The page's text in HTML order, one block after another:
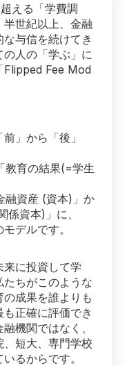
える「学費調
世紀以上、金融
与信を続けてき
人の「学ぶ」に
Flipped Fee Mod
」から「後」
教育の結果(=学生
融資産 (資本)」か
資本)」に、
デルです。
来に投資して学
ちがこのような
成果を誰よりも
正確に評価でき
機関ではなく、
短大、専門学校
るからです。